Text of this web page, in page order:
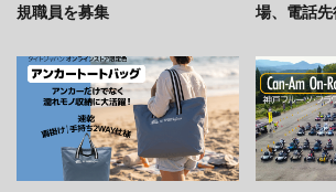
規職員を募集
場、電話先